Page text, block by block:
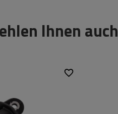
Ihnen auch